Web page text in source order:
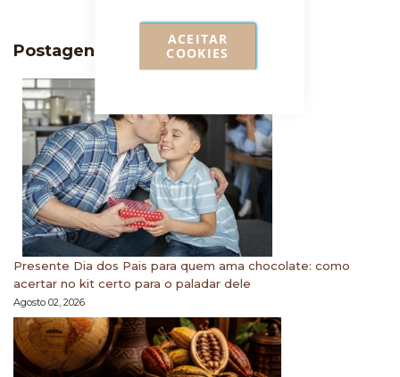
ACEITAR
COOKIES
Postagens recentes
Presente Dia dos Pais para quem ama chocolate: como
acertar no kit certo para o paladar dele
Agosto 02, 2026